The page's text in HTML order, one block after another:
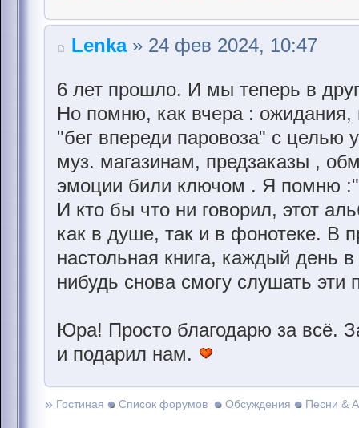
Lenka» 24 фев 2024, 10:47
6 лет прошло. И мы теперь в
Но помню, как вчера : ожидания,
"бег впереди паровоза" с
муз. магазинам, предзаказы ,
эмоции били ключом . Я помню
И кто бы что ни говорил, этот
как в душе, так и в фонотеке. В
настольная книга, каждый день
нибудь снова смогу слушать эти
Юра! Просто благодарю за всё.
и подарил нам.
» Гостиная Список форумов Обсуждения Песни &